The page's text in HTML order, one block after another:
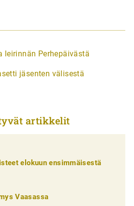
leirinnän Perhepäivästä
jäsenten välisestä
artikkelit
elokuun ensimmäisestä
Vaasassa